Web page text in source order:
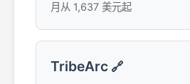
月从 1,637 美元起
TribeArc 🔗